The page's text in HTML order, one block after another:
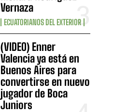
Vernaza
ECUATORIANOS DEL EXTERIOR
(VIDEO) Enner
Valencia ya está en
Buenos Aires para
convertirse en nuevo
jugador de Boca
Juniors